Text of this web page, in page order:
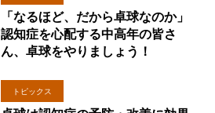
「なるほど、だから卓球なのか」
認知症を心配する中高年の皆さ
ん、卓球をやりましょう！
トピックス